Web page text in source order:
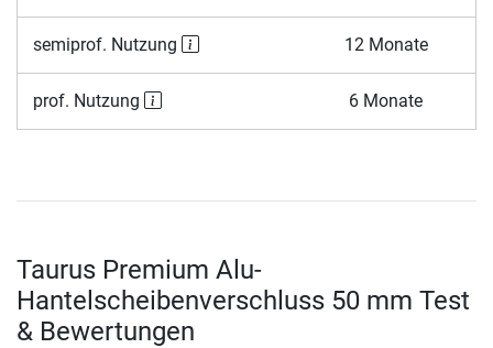
semiprof. Nutzung 12 Monate
prof. Nutzung 6 Monate
Taurus Premium Alu-
Hantelscheibenverschluss 50 mm Test
& Bewertungen